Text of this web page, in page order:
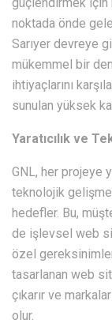
güçlendirmek için
noktada önde
Sarıyer devreye
mükemmel bir
ihtiyaçlarını
sunulan yüksek
Yaratıcılık ve
GNL, her projeye
teknolojik
hedefler. Bu,
de işlevsel web
özel
tasarlanan web
çıkarır ve
olur.